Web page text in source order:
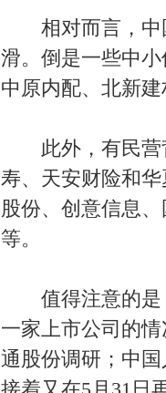
相对而言，中
滑。倒是一些中
中原内配、北新
此外，有民营
寿、天安财险和
股份、创意信息
等。
值得注意的是
一家上市公司的
通股份调研；中